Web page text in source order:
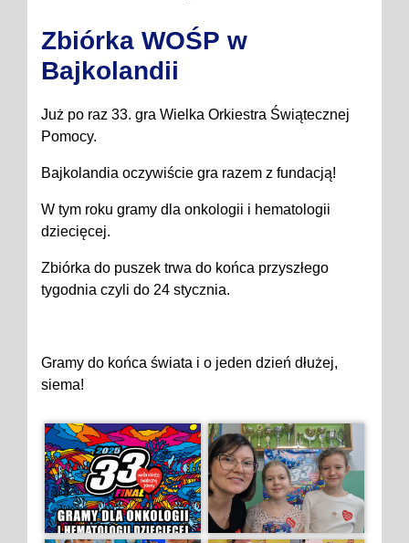
Zbiórka WOŚP w
Bajkolandii
Już po raz 33. gra Wielka Orkiestra Świątecznej
Pomocy.
Bajkolandia oczywiście gra razem z fundacją!
W tym roku gramy dla onkologii i hematologii
dziecięcej.
Zbiórka do puszek trwa do końca przyszłego
tygodnia czyli do 24 stycznia.
Gramy do końca świata i o jeden dzień dłużej,
siema!